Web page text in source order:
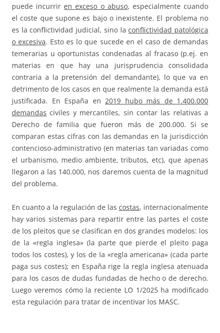
puede incurriren exceso o abuso, especialmente cuando
el coste que supone es bajo o inexistente. El problema no
es la conflictividad judicial, sino laconflictividad patológica
o excesiva. Esto es lo que sucede en el caso de demandas
temerarias u oportunistas condenadas al fracaso (p.ej. en
materias en que hay una jurisprudencia consolidada
contraria a la pretensión del demandante), lo que va en
detrimento de los casos en que realmente la demanda está
justificada. En España en 2019 hubo más de 1.400.000
demandas civiles y mercantiles, sin contar las relativas a
Derecho de familia que fueron más de 200.000. Si se
comparan estas cifras con las demandas en la jurisdicción
contencioso-administrativo (en materias tan variadas como
el urbanismo, medio ambiente, tributos, etc), que apenas
llegaron a las 140.000, nos daremos cuenta de la magnitud
del problema.
En cuanto a la regulación de las costas, internacionalmente
hay varios sistemas para repartir entre las partes el coste
de los pleitos que se clasifican en dos grandes modelos: los
de la «regla inglesa» (la parte que pierde el pleito paga
todos los costes), y los de la «regla americana» (cada parte
paga sus costes); en España rige la regla inglesa atenuada
para los casos de dudas fundadas de hecho o de derecho.
Luego veremos cómo la reciente LO 1/2025 ha modificado
esta regulación para tratar de incentivar los MASC.